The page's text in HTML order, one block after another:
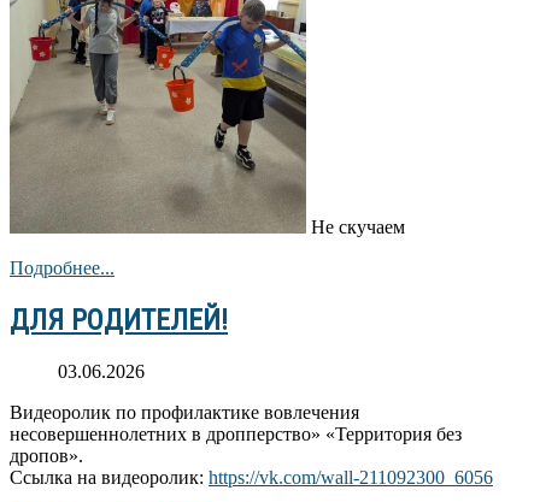
Не скучаем
Подробнее...
ДЛЯ РОДИТЕЛЕЙ!
03.06.2026
Видеоролик по профилактике вовлечения
несовершеннолетних в дропперство» «Территория без
дропов».
Ссылка на видеоролик: https://vk.com/wall-211092300_6056